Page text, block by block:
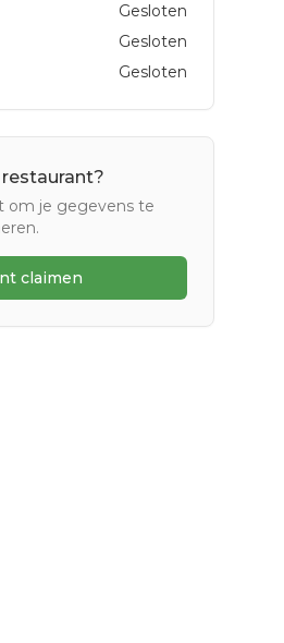
Gesloten
Gesloten
Gesloten
om je gegevens te
claimen